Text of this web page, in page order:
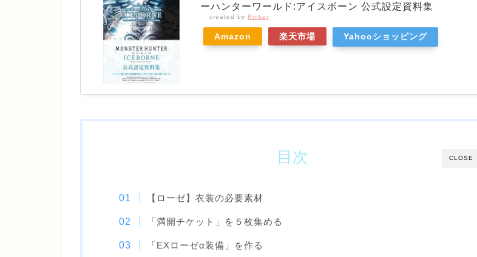
ーハンターワールド:アイスボーン 公式設定資料集
created by Rinker
Amazon 楽天市場 Yahooショッピング
CLOSE
目次
【ローゼ】衣装の必要素材
「満開チケット」を５枚集める
「EXローゼα装備」を作る